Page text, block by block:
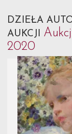
DZIEŁA
AUKCJI
2020